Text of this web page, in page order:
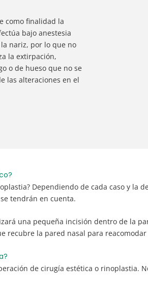
como finalidad la
bajo anestesia
nariz, por lo que no
la extirpación,
o de hueso que no se
las alteraciones en el
Dependiendo de cada caso y
tendrán en cuenta.
una pequeña incisión dentro de la
recubre la pared nasal para
de cirugía estética o